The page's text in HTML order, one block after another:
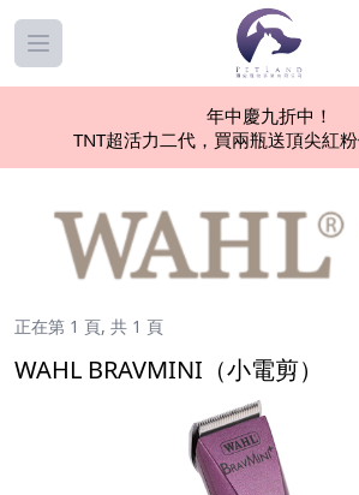
Open main menu
年中慶九折中！
TNT超活力二代，買兩瓶送頂尖紅
正在第 1 頁, 共 1 頁
WAHL BRAVMINI（小電剪）